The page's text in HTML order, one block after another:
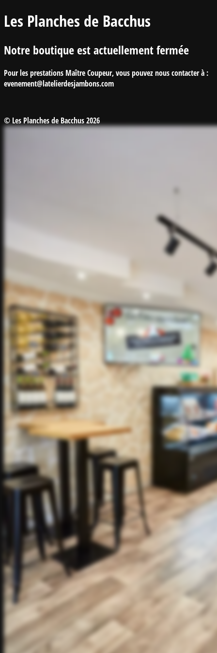
Les Planches de Bacchus
Notre boutique est actuellement fermée
Pour les prestations Maître Coupeur, vous pouvez nous contacter à :
evenement@latelierdesjambons.com
© Les Planches de Bacchus 2026